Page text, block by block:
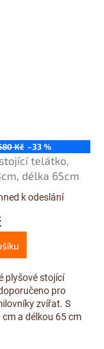
Kč –33 %
telátko,
délka 65cm
k odeslání
plyšové stojící
pro
zvířat. S
a délkou 65 cm